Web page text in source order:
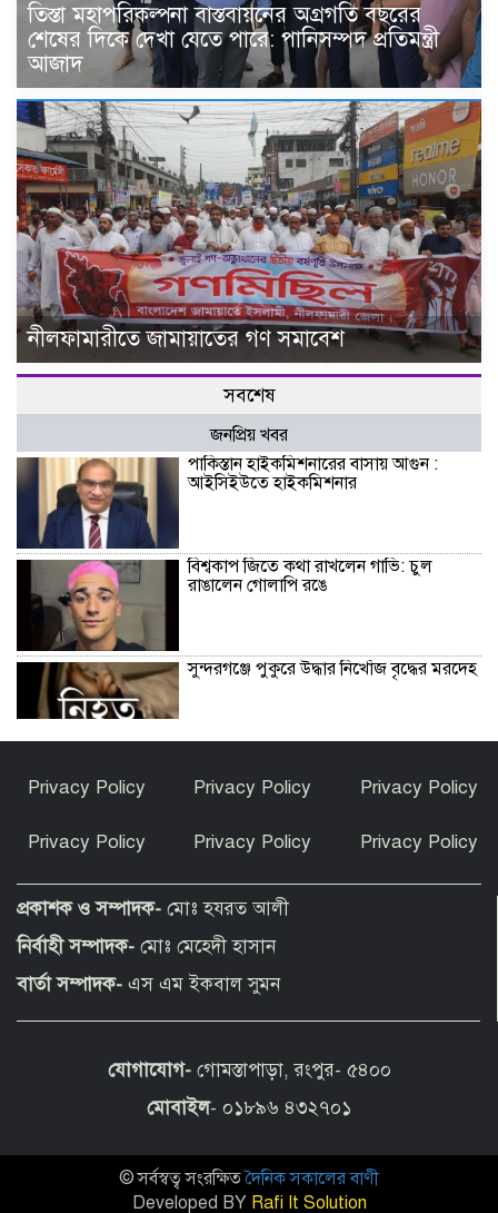
তিস্তা মহাপরিকল্পনা বাস্তবায়নের অগ্রগতি বছরের
শেষের দিকে দেখা যেতে পারে: পানিসম্পদ প্রতিমন্ত্রী
আজাদ
নীলফামারীতে জামায়াতের গণ সমাবেশ
সবশেষ
জনপ্রিয় খবর
পাকিস্তান হাইকমিশনারের বাসায় আগুন :
আইসিইউতে হাইকমিশনার
বিশ্বকাপ জিতে কথা রাখলেন গাভি: চুল
রাঙালেন গোলাপি রঙে
সুন্দরগঞ্জে পুকুরে উদ্ধার নিখোঁজ বৃদ্ধের মরদেহ
অভিনেত্রী?
ফুলছড়িতে গাঁজাসহ ৩ জনের কারাদণ্ড
পীরগঞ্জে অভিযানে কারেন্ট জাল জব্দ, পুড়িয়ে
ধ্বংস
চলন্ত ট্রেনে উঠতে গিয়ে পীরগাছায় রেলওয়ের
ওয়েম্যান নিহত
Privacy Policy Privacy Policy Privacy Policy
Privacy Policy Privacy Policy Privacy Policy
প্রকাশক ও সম্পাদক- মোঃ হযরত আলী
নির্বাহী সম্পাদক- মোঃ মেহেদী হাসান
বার্তা সম্পাদক- এস এম ইকবাল সুমন
যোগাযোগ- গোমস্তাপাড়া, রংপুর- ৫৪০০
মোবাইল- ০১৮৯৬ ৪৩২৭০১
© সর্বস্বত্ব সংরক্ষিতদৈনিক সকালের বাণী
Developed BY Rafi It Solution